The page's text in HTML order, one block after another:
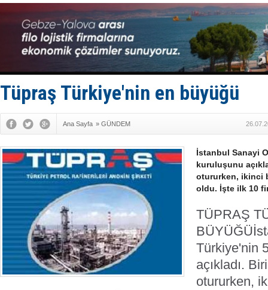
Tatil
Rusya,
Enejota
Denizcilik
‘14.
Taksi
SOCAR da
Tüpraş Türkiye'nin en büyüğü
Ana Sayfa » GÜNDEM
İstanbul Sanayi
kuruluşunu
otururken, ikinci
oldu. İşte ilk 10
TÜPRAŞ
BÜYÜĞÜ
Türkiye'nin
açıkladı.
otururken,